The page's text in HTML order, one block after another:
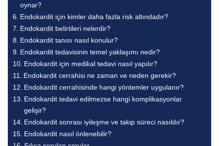
oynar?
Endokardit için kimler daha fazla risk altındadır?
Endokardit belirtileri nelerdir?
Endokardit tanısı nasıl konulur?
Endokardit tedavisinin temel yaklaşımı nedir?
Endokardit için medikal tedavi nasıl yapılır?
Endokardit cerrahisi ne zaman ve neden gerekir?
Endokardit cerrahisinde hangi yöntemler uygulanır?
Endokardit tedavi edilmezse hangi komplikasyonlar
gelişir?
Endokardit sonrası iyileşme ve takip süreci nasıldır?
Endokardit nasıl önlenebilir?